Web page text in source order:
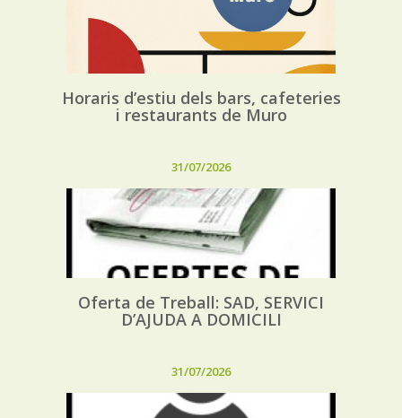
Horaris d’estiu dels bars, cafeteries
i restaurants de Muro
31/07/2026
Oferta de Treball: SAD, SERVICI
D’AJUDA A DOMICILI
31/07/2026